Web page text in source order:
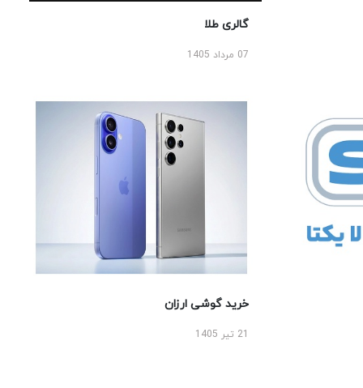
گالری طلا
07 مرداد 1405
خرید گوشی ارزان